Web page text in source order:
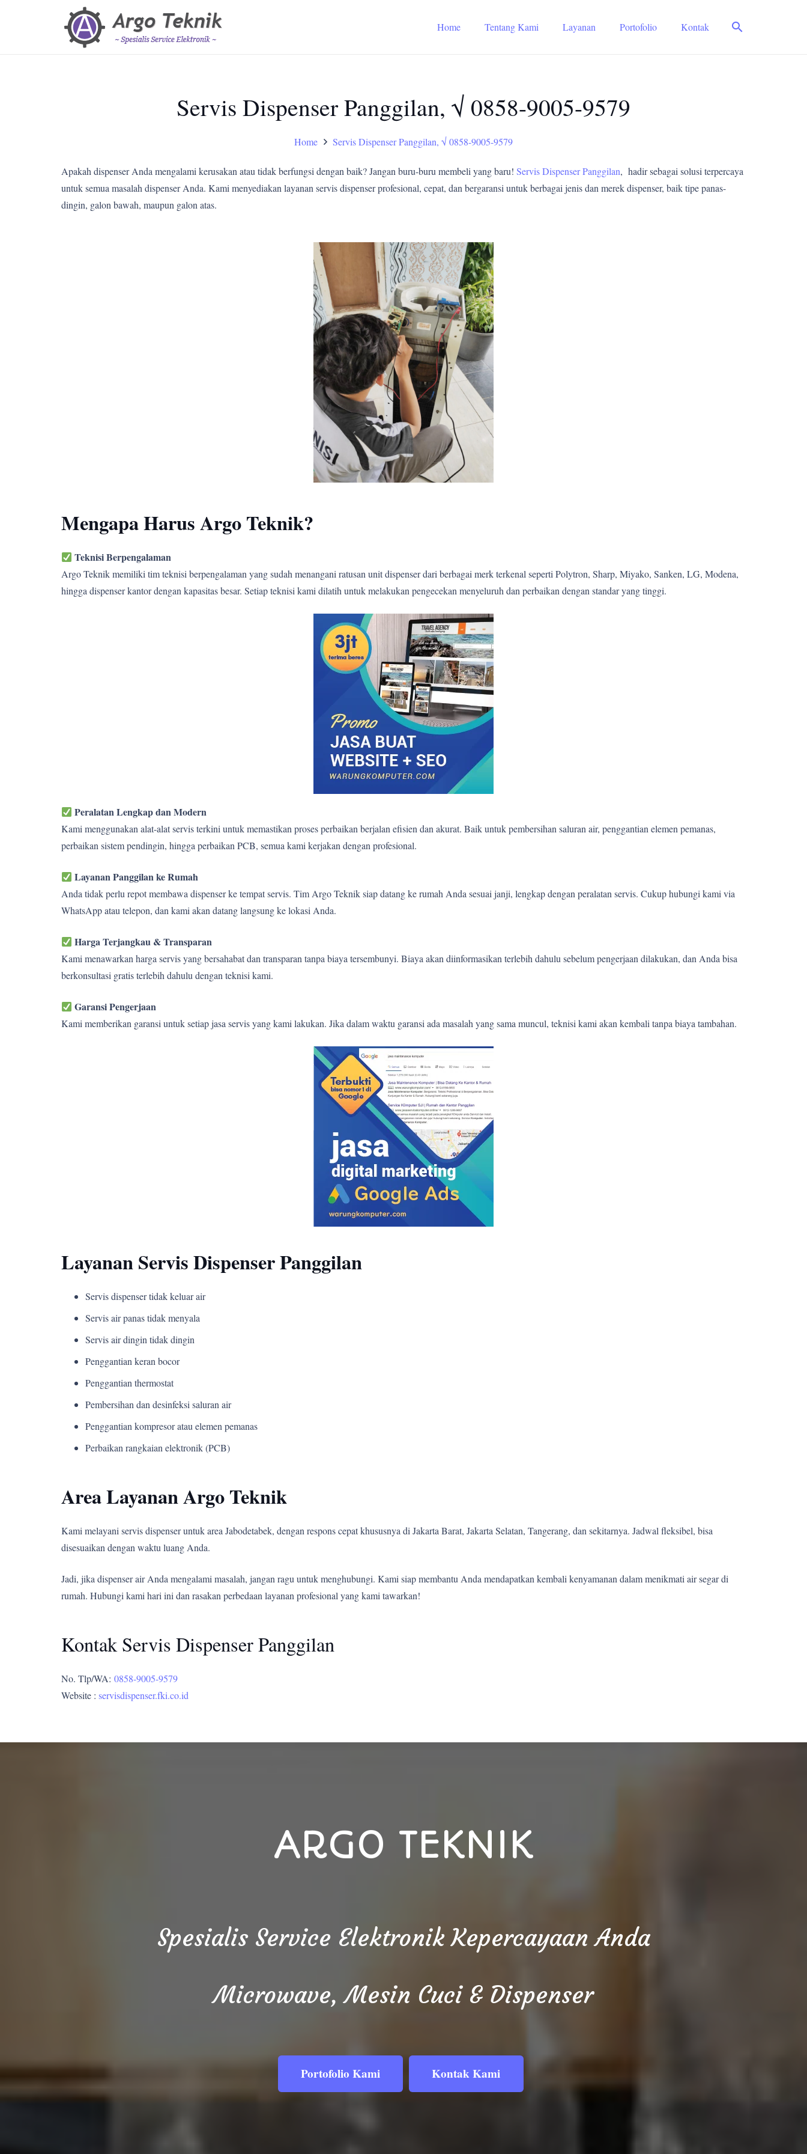
Home Tentang Kami Layanan Portofolio Kontak search
Servis Dispenser Panggilan, √ 0858-9005-9579
Home Servis Dispenser Panggilan, √ 0858-9005-9579
Apakah dispenser Anda mengalami kerusakan atau tidak berfungsi dengan baik? Jangan buru-buru membeli yang baru! Servis Dispenser Panggilan, hadir sebagai solusi terpercaya
untuk semua masalah dispenser Anda. Kami menyediakan layanan servis dispenser profesional, cepat, dan bergaransi untuk berbagai jenis dan merek dispenser, baik tipe panas-
dingin, galon bawah, maupun galon atas.
Mengapa Harus Argo Teknik?
Teknisi Berpengalaman
Argo Teknik memiliki tim teknisi berpengalaman yang sudah menangani ratusan unit dispenser dari berbagai merk terkenal seperti Polytron, Sharp, Miyako, Sanken, LG, Modena,
hingga dispenser kantor dengan kapasitas besar. Setiap teknisi kami dilatih untuk melakukan pengecekan menyeluruh dan perbaikan dengan standar yang tinggi.
Peralatan Lengkap dan Modern
Kami menggunakan alat-alat servis terkini untuk memastikan proses perbaikan berjalan efisien dan akurat. Baik untuk pembersihan saluran air, penggantian elemen pemanas,
perbaikan sistem pendingin, hingga perbaikan PCB, semua kami kerjakan dengan profesional.
Layanan Panggilan ke Rumah
Anda tidak perlu repot membawa dispenser ke tempat servis. Tim Argo Teknik siap datang ke rumah Anda sesuai janji, lengkap dengan peralatan servis. Cukup hubungi kami via
WhatsApp atau telepon, dan kami akan datang langsung ke lokasi Anda.
Harga Terjangkau & Transparan
Kami menawarkan harga servis yang bersahabat dan transparan tanpa biaya tersembunyi. Biaya akan diinformasikan terlebih dahulu sebelum pengerjaan dilakukan, dan Anda bisa
berkonsultasi gratis terlebih dahulu dengan teknisi kami.
Garansi Pengerjaan
Kami memberikan garansi untuk setiap jasa servis yang kami lakukan. Jika dalam waktu garansi ada masalah yang sama muncul, teknisi kami akan kembali tanpa biaya tambahan.
Layanan Servis Dispenser Panggilan
Servis dispenser tidak keluar air
Servis air panas tidak menyala
Servis air dingin tidak dingin
Penggantian keran bocor
Penggantian thermostat
Pembersihan dan desinfeksi saluran air
Penggantian kompresor atau elemen pemanas
Perbaikan rangkaian elektronik (PCB)
Area Layanan Argo Teknik
Kami melayani servis dispenser untuk area Jabodetabek, dengan respons cepat khususnya di Jakarta Barat, Jakarta Selatan, Tangerang, dan sekitarnya. Jadwal fleksibel, bisa
disesuaikan dengan waktu luang Anda.
Jadi, jika dispenser air Anda mengalami masalah, jangan ragu untuk menghubungi. Kami siap membantu Anda mendapatkan kembali kenyamanan dalam menikmati air segar di
rumah. Hubungi kami hari ini dan rasakan perbedaan layanan profesional yang kami tawarkan!
Kontak Servis Dispenser Panggilan
No. Tlp/WA: 0858-9005-9579
Website : servisdispenser.fki.co.id
ARGO TEKNIK
Spesialis Service Elektronik Kepercayaan Anda
Microwave, Mesin Cuci & Dispenser
Portofolio Kami Kontak Kami